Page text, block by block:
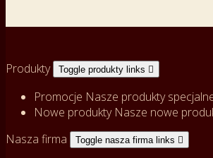
Produkty Toggle produkty links 
Promocje Nasze produkty
Nowe produkty Nasze nowe
Nasza firma
Toggle nasza firma links 